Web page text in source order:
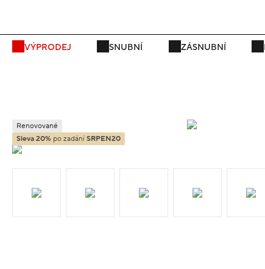
VÝPRODEJ SNUBNÍ ZÁSNUBNÍ
Renovované
Sleva 20% po zadání SRPEN20